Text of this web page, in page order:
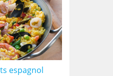
espagnol